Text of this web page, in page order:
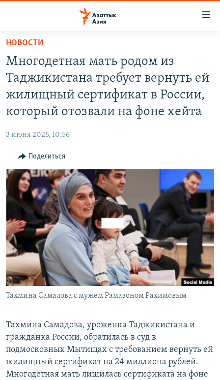
Вернуться
основному
содержанию
главной
Вернутся
поиску
УЗБЕКИСТАН
НОВОСТИ
ВОЙНА В УКРАИНЕ
НА ДРУГИХ ЯЗЫКАХ
ЎЗБЕКЧА
ТОҶИКӢ
TÜRKMENÇE
ПОДПИШИТЕСЬ НА НАС В СОЦСЕТЯХ
Все сайты РСЕ/РС
НОВОСТИ
Многодетная мать родом из
Таджикистана требует вернуть ей
жилищный сертификат в России,
который отозвали на фоне хейта
3 июня 2025, 10:56
Поделиться
Тахмина Самалова с мужем Рамазоном Рахимовым
Тахмина Самадова, уроженка Таджикистана и
гражданка России, обратилась в суд в
подмосковных Мытищах с требованием вернуть ей
жилищный сертификат на 24 миллиона рублей.
Многодетная мать лишилась сертификата на фоне